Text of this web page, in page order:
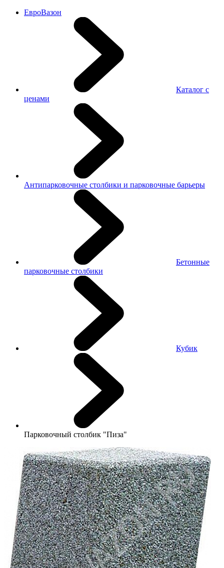
ЕвроВазон
Каталог с
ценами
Антипарковочные столбики и парковочные барьеры
Бетонные
парковочные столбики
Кубик
Парковочный столбик "Пиза"